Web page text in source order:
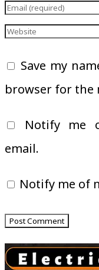
Save my
browser for the
Notify me
email.
Notify me of